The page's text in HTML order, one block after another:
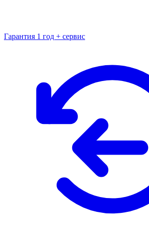
Гарантия 1 год + сервис